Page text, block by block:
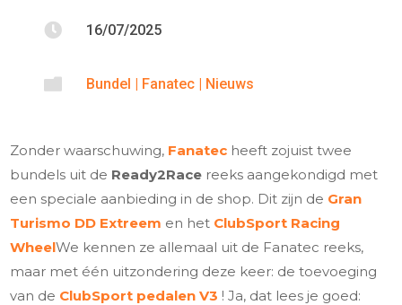
 16/07/2025
 Bundel | Fanatec | Nieuws
Zonder waarschuwing, Fanatec heeft zojuist twee
bundels uit de Ready2Race reeks aangekondigd met
een speciale aanbieding in de shop. Dit zijn de Gran
Turismo DD Extreem en het ClubSport Racing
WheelWe kennen ze allemaal uit de Fanatec reeks,
maar met één uitzondering deze keer: de toevoeging
van de ClubSport pedalen V3 ! Ja, dat lees je goed: